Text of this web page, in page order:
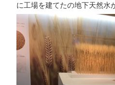
に工場を建てたの地下天然水